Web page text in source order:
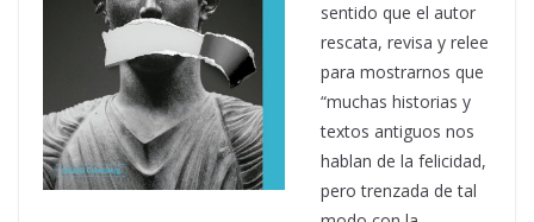
sentido que el autor
rescata, revisa y relee
para mostrarnos que
“muchas historias y
textos antiguos nos
hablan de la felicidad,
pero trenzada de tal